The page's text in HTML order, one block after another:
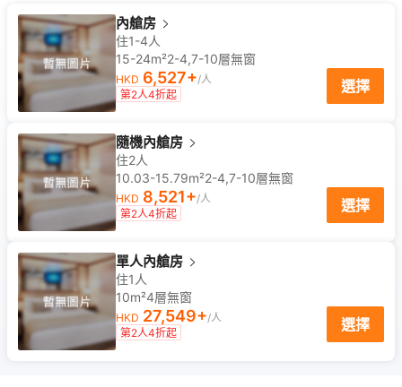
內艙房
住1-4人
15-24m²2-4,7-10層無窗
HKD 6,527+/人
第2人4折起
選擇
隨機內艙房
住2人
10.03-15.79m²2-4,7-10層無窗
HKD 8,521+/人
第2人4折起
選擇
單人內艙房
住1人
10m²4層無窗
HKD 27,549+/人
第2人4折起
選擇